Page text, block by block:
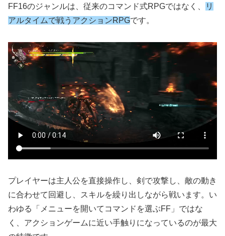
FF16のジャンルは、従来のコマンド式RPGではなく、
リ
アルタイムで戦うアクションRPGです。
プレイヤーは主人公を直接操作し、剣で攻撃し、敵の動き
に合わせて回避し、スキルを繰り出しながら戦います。い
わゆる「メニューを開いてコマンドを選ぶFF」ではな
く、アクションゲームに近い手触りになっているのが最大